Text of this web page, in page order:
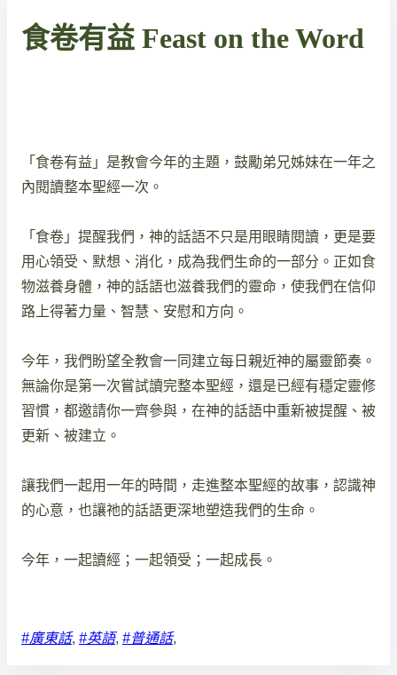
食卷有益 Feast on the Word
「食卷有益」是教會今年的主題，鼓勵弟兄姊妹在一年之
內閱讀整本聖經一次。
「食卷」提醒我們，神的話語不只是用眼睛閱讀，更是要
用心領受、默想、消化，成為我們生命的一部分。正如食
物滋養身體，神的話語也滋養我們的靈命，使我們在信仰
路上得著力量、智慧、安慰和方向。
今年，我們盼望全教會一同建立每日親近神的屬靈節奏。
無論你是第一次嘗試讀完整本聖經，還是已經有穩定靈修
習慣，都邀請你一齊參與，在神的話語中重新被提醒、被
更新、被建立。
讓我們一起用一年的時間，走進整本聖經的故事，認識神
的心意，也讓祂的話語更深地塑造我們的生命。
今年，一起讀經；一起領受；一起成長。
廣東話, 英語, 普通話,